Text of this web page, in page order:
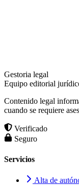
Gestoria legal
Equipo editorial
Contenido legal
cuando se requiere
Verificado
Seguro
Servicios
Alta de